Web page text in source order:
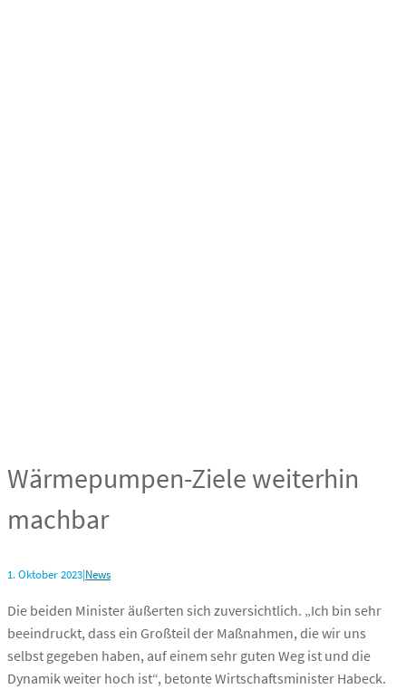
Wärmepumpen-Ziele weiterhin
machbar
1. Oktober 2023|News
Die beiden Minister äußerten sich zuversichtlich. „Ich bin sehr
beeindruckt, dass ein Großteil der Maßnahmen, die wir uns
selbst gegeben haben, auf einem sehr guten Weg ist und die
Dynamik weiter hoch ist“, betonte Wirtschaftsminister Habeck.